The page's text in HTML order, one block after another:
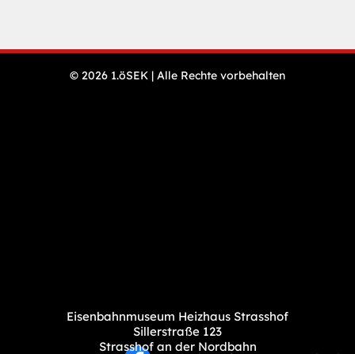
© 2026 1.öSEK | Alle Rechte vorbehaltenÖffnungszeiten
Eisenbahnmuseum Heizhaus Strasshof
Sillerstraße 123
Strasshof an der Nordbahn